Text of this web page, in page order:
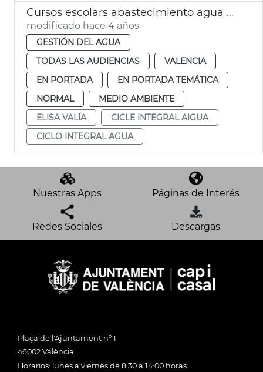
Cursos escolars abastecimiento agua potable
modificado hace 4 años
GESTIÓN DEL AGUA
TODAS LAS AUDIENCIAS
VALENCIA
EN PORTADA
EN PORTADA TEMÁTICA
NORMAL
MEDIO AMBIENTE
ELISA VALÍA
CICLE INTEGRAL AIGUA
CICLO INTEGRAL AGUA
Nuestras Apps Páginas de Interés
Redes Sociales Descargas
Plaça de l'Ajuntament nº 1
46002 València
Horarios: lunes a viernes de 8:30 a 14:00 horas